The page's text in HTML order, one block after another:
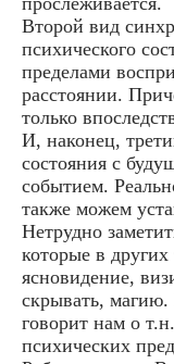
Второй вид
психического
пределами
расстоянии.
только
И, наконец,
состояния с
событием.
также можем
Нетрудно
которые в
ясновидение,
скрывать,
говорит нам о
психических